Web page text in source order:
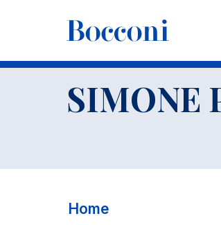
Docenti SIMONE PADOAN
SIMONE
Home